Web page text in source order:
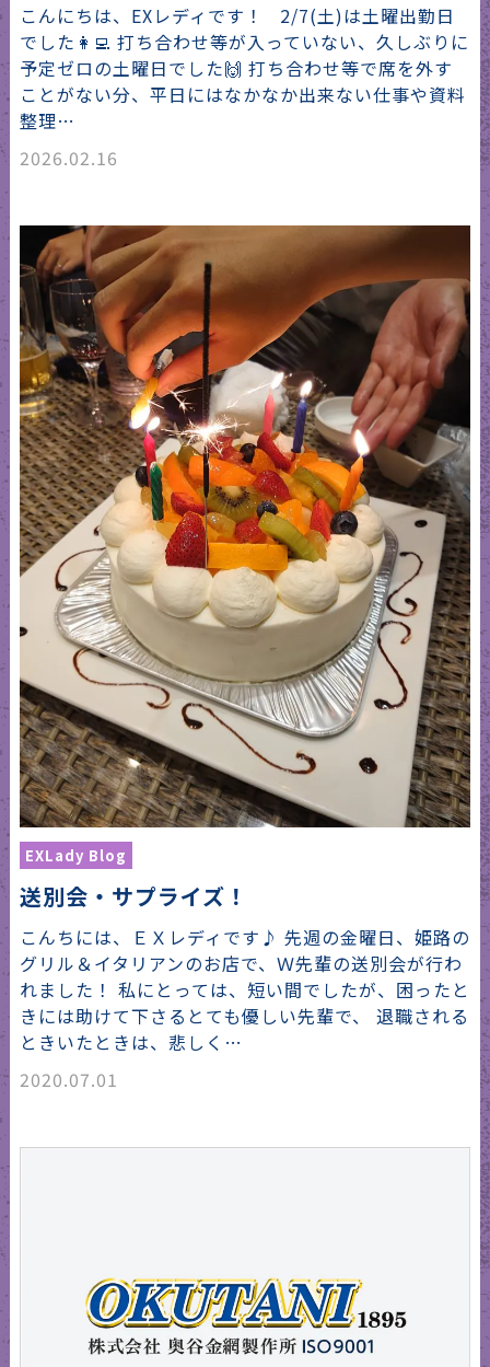
こんにちは、EXレディです！ 2/7(土)は土曜出勤日
でした👩‍💻 打ち合わせ等が入っていない、久しぶりに
予定ゼロの土曜日でした🙌 打ち合わせ等で席を外す
ことがない分、平日にはなかなか出来ない仕事や資料
整理…
2026.02.16
EXLady Blog
送別会・サプライズ！
こんちには、ＥＸレディです♪ 先週の金曜日、姫路の
グリル＆イタリアンのお店で、Ｗ先輩の送別会が行わ
れました！ 私にとっては、短い間でしたが、困ったと
きには助けて下さるとても優しい先輩で、 退職される
ときいたときは、悲しく…
2020.07.01